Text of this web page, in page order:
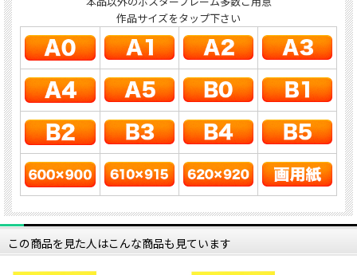
作品サイズをタップ下さい
この商品を見た人はこんな商品も見ています